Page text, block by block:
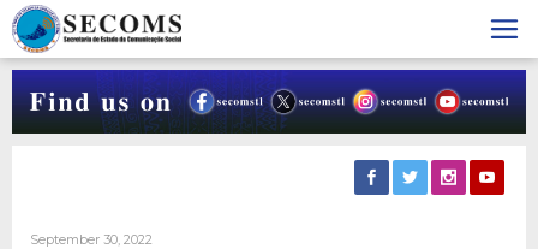
Skip
to
content
September 30, 2022